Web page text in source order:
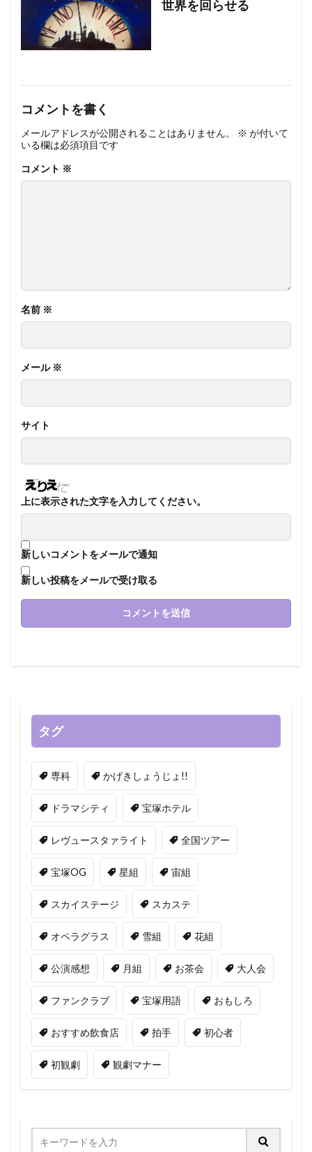
世界を回らせる
コメントを書く
メールアドレスが公開されることはありません。 ※ が付いて
いる欄は必須項目です
コメント ※
名前 ※
メール ※
サイト
上に表示された文字を入力してください。
新しいコメントをメールで通知
新しい投稿をメールで受け取る
タグ
専科 かげきしょうじょ!!
ドラマシティ 宝塚ホテル
レヴュースタァライト 全国ツアー
宝塚OG 星組 宙組
スカイステージ スカステ
オペラグラス 雪組 花組
公演感想 月組 お茶会 大人会
ファンクラブ 宝塚用語 おもしろ
おすすめ飲食店 拍手 初心者
初観劇 観劇マナー